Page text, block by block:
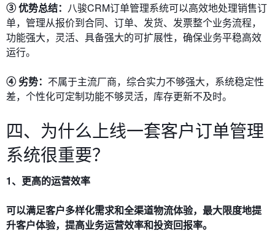
③ 优势总结： 八骏CRM订单管理系统可以高效地处理销售订
单，管理从报价到合同、订单、发货、发票整个业务流程，
功能强大，灵活、具备强大的可扩展性，确保业务平稳高效
运行。
④ 劣势： 不属于主流厂商，综合实力不够强大，系统稳定性
差，个性化可定制功能不够灵活，库存更新不及时。
四、为什么上线一套客户订单管理
系统很重要？
1、更高的运营效率
可以满足客户多样化需求和全渠道物流体验，最大限度地提
升客户体验，提高业务运营效率和投资回报率。